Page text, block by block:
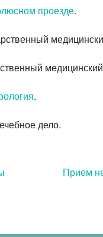
проезде.
.
дело.
Прием